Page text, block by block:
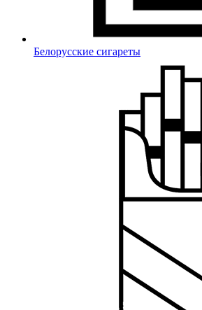
Белорусские сигареты